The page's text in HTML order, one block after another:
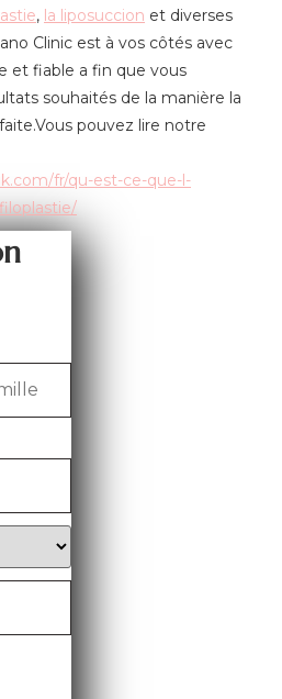
, la liposuccion et diverses
Clinic est à vos côtés avec
et fiable a fin que vous
souhaités de la manière la
pouvez lire notre
fr/qu-est-ce-que-l-